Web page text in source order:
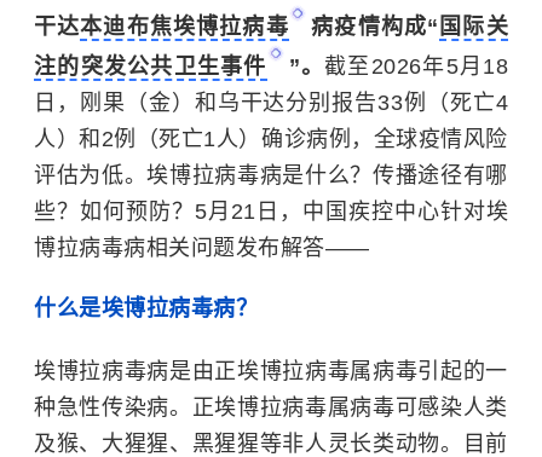
干达本迪布焦埃博拉病毒 病疫情构成“ 国际关
注的突发公共卫生事件
”。 截至2026年5月18
日，刚果（金）和乌干达分别报告33例（死亡4
人）和2例（死亡1人）确诊病例，全球疫情风险
评估为低。埃博拉病毒病是什么？传播途径有哪
些？如何预防？5月21日，中国疾控中心针对埃
博拉病毒病相关问题发布解答——
什么是埃博拉病毒病？
埃博拉病毒病是由正埃博拉病毒属病毒引起的一
种急性传染病。正埃博拉病毒属病毒可感染人类
及猴、大猩猩、黑猩猩等非人灵长类动物。目前